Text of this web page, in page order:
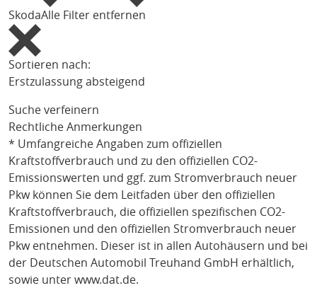
SkodaAlle Filter entfernen
Sortieren nach:
Erstzulassung absteigend
Suche verfeinern
Rechtliche Anmerkungen
* Umfangreiche Angaben zum offiziellen
Kraftstoffverbrauch und zu den offiziellen CO2-
Emissionswerten und ggf. zum Stromverbrauch neuer
Pkw können Sie dem Leitfaden über den offiziellen
Kraftstoffverbrauch, die offiziellen spezifischen CO2-
Emissionen und den offiziellen Stromverbrauch neuer
Pkw entnehmen. Dieser ist in allen Autohäusern und bei
der Deutschen Automobil Treuhand GmbH erhältlich,
sowie unter www.dat.de.